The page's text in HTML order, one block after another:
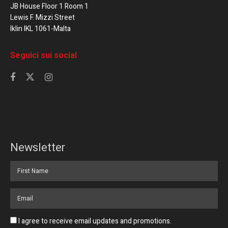
JB House Floor 1 Room 1
Lewis F. Mizzi Street
Iklin IKL 1061-Malta
Seguici sui social
Newsletter
I agree to receive email updates and promotions.